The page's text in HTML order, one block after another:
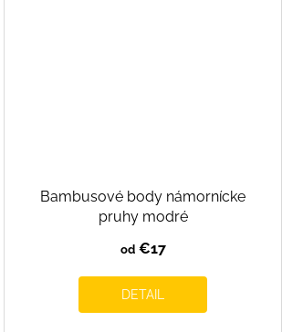
Bambusové body námornícke
pruhy modré
od€17
DETAIL